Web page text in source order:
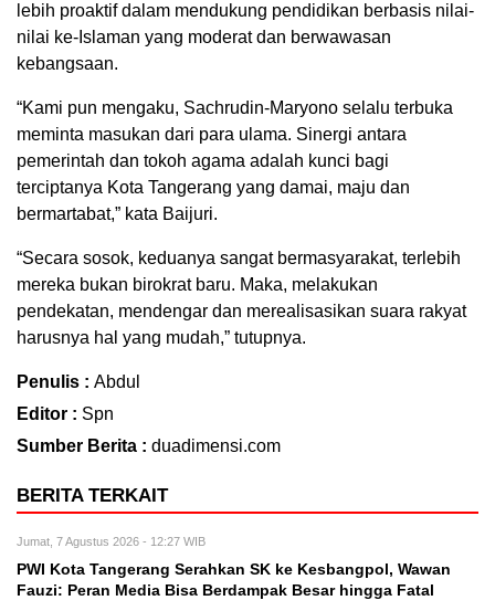
lebih proaktif dalam mendukung pendidikan berbasis nilai-
nilai ke-Islaman yang moderat dan berwawasan
kebangsaan.
“Kami pun mengaku, Sachrudin-Maryono selalu terbuka
meminta masukan dari para ulama. Sinergi antara
pemerintah dan tokoh agama adalah kunci bagi
terciptanya Kota Tangerang yang damai, maju dan
bermartabat,” kata Baijuri.
“Secara sosok, keduanya sangat bermasyarakat, terlebih
mereka bukan birokrat baru. Maka, melakukan
pendekatan, mendengar dan merealisasikan suara rakyat
harusnya hal yang mudah,” tutupnya.
Penulis : Abdul
Editor : Spn
Sumber Berita : duadimensi.com
BERITA TERKAIT
Jumat, 7 Agustus 2026 - 12:27 WIB
PWI Kota Tangerang Serahkan SK ke Kesbangpol, Wawan
Fauzi: Peran Media Bisa Berdampak Besar hingga Fatal